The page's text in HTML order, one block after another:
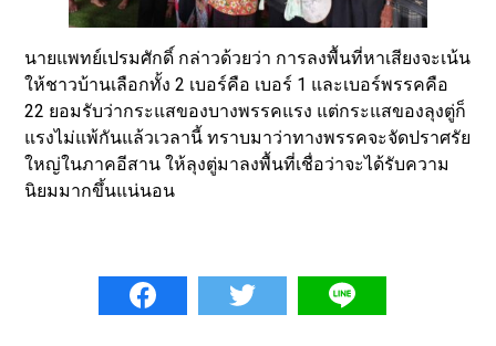
นายแพทย์เปรมศักดิ์ กล่าวด้วยว่า การลงพื้นที่หาเสียงจะเน้น
ให้ชาวบ้านเลือกทั้ง 2 เบอร์คือ เบอร์ 1 และเบอร์พรรคคือ
22 ยอมรับว่ากระแสของบางพรรคแรง แต่กระแสของลุงตู่ก็
แรงไม่แพ้กันแล้วเวลานี้ ทราบมาว่าทางพรรคจะจัดปราศรัย
ใหญ่ในภาคอีสาน ให้ลุงตู่มาลงพื้นที่เชื่อว่าจะได้รับความ
นิยมมากขึ้นแน่นอน